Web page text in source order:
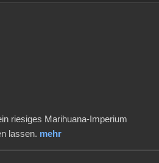
riesiges Marihuana-Imperium
lassen. mehr